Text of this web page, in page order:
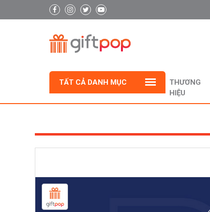
TẤT CẢ DANH MỤC
THƯƠNG
HIỆU